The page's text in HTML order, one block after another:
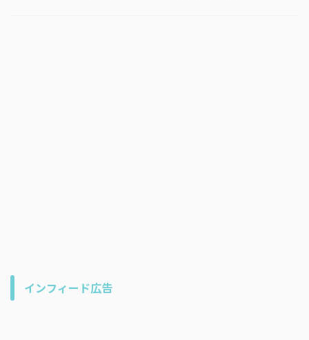
インフィード広告